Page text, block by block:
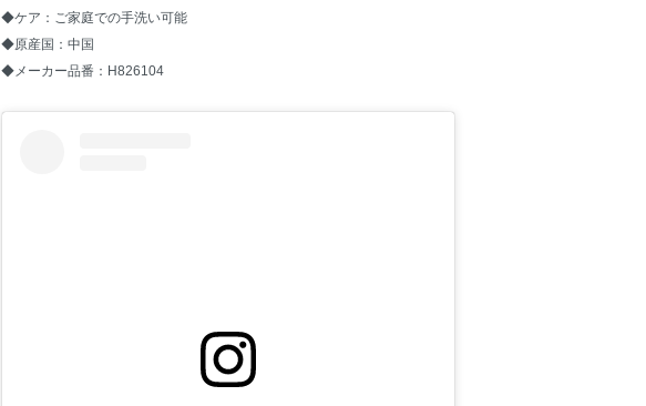
◆ケア：ご家庭での手洗い可能
◆原産国：中国
◆メーカー品番：H826104